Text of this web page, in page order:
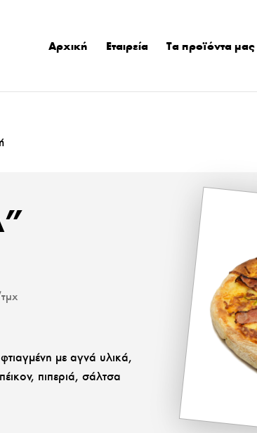
Αρχική Εταιρεία Τα προϊόντα μας
με αγνά υλικά,
πιπεριά, σάλτσα